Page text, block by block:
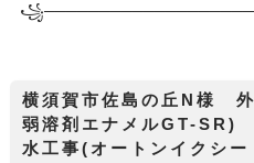
꧁────────────
横須賀市佐島の丘N様
弱溶剤エナメルGT-
水工事(オートンイクシ